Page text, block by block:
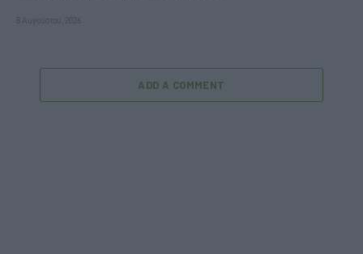
8 Αυγούστου, 2026
ADD A COMMENT